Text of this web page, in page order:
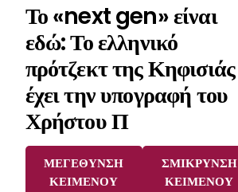
Το «next gen» είναι
εδώ: Το ελληνικό
πρότζεκτ της Κηφισιάς
έχει την υπογραφή του
Χρήστου Π
ΜΕΓΕΘΥΝΣΗ
ΚΕΙΜΕΝΟΥ
ΣΜΙΚΡΥΝΣΗ
ΚΕΙΜΕΝΟΥ